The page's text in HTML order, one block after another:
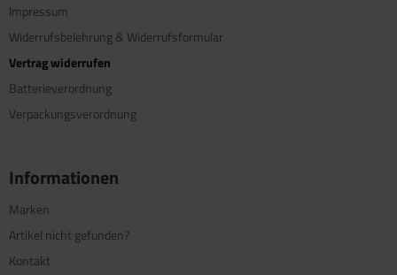
Impressum
Widerrufsbelehrung & Widerrufsformular
Vertrag widerrufen
Batterieverordnung
Verpackungsverordnung
Informationen
Marken
Artikel nicht gefunden?
Kontakt